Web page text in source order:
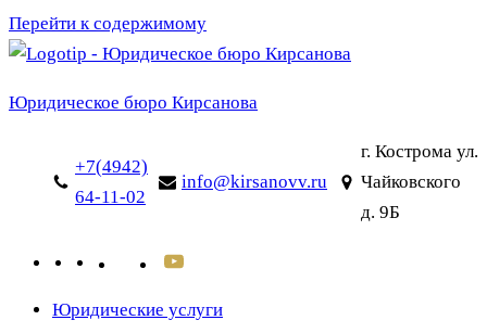
Перейти к содержимому
Юридическое бюро Кирсанова
+7(4942)
64-11-02
info@kirsanovv.ru
г. Кострома ул.
Чайковского
д. 9Б
Юридические услуги